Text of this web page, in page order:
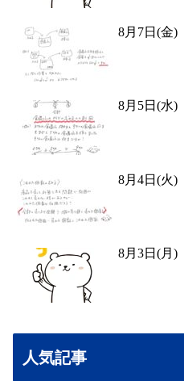
8月7日(金)
8月5日(水)
8月4日(火)
8月3日(月)
人気記事